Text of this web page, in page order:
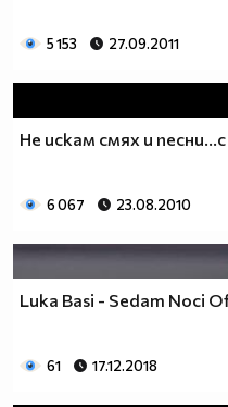
5 153 27.09.2011
Не искам смях и
6 067 23.08.2010
Luka Basi - Sedam Noci
61 17.12.2018